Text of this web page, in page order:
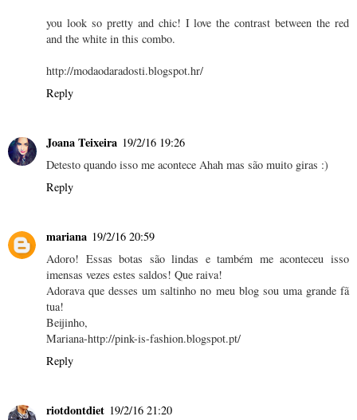
you look so pretty and chic! I love the contrast between the red
and the white in this combo.
http://modaodaradosti.blogspot.hr/
Reply
Joana Teixeira 19/2/16 19:26
Detesto quando isso me acontece Ahah mas são muito giras :)
Reply
mariana 19/2/16 20:59
Adoro! Essas botas são lindas e também me aconteceu isso
imensas vezes estes saldos! Que raiva!
Adorava que desses um saltinho no meu blog sou uma grande fã
tua!
Beijinho,
Mariana-http://pink-is-fashion.blogspot.pt/
Reply
riotdontdiet 19/2/16 21:20